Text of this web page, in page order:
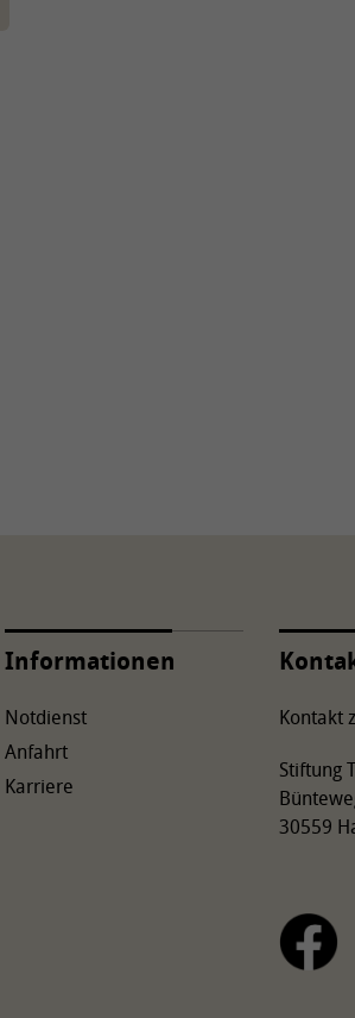
Informationen
Notdienst
Anfahrt
Karriere
Kontakt
Stiftung
30559